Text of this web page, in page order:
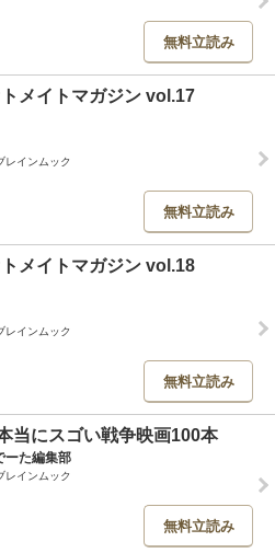
無料立読み
メイトマガジン vol.17
レインムック
無料立読み
メイトマガジン vol.18
レインムック
無料立読み
当にスゴい戦争映画100本
ーた編集部
レインムック
無料立読み